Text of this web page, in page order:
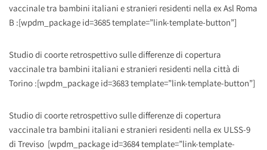
vaccinale tra bambini italiani e stranieri residenti nella ex Asl Roma
B :[wpdm_package id=3685 template=”link-template-button”]
Studio di coorte retrospettivo sulle differenze di copertura
vaccinale tra bambini italiani e stranieri residenti nella città di
Torino :[wpdm_package id=3683 template=”link-template-button”]
Studio di coorte retrospettivo sulle differenze di copertura
vaccinale tra bambini italiani e stranieri residenti nella ex ULSS-9
di Treviso [wpdm_package id=3684 template=”link-template-